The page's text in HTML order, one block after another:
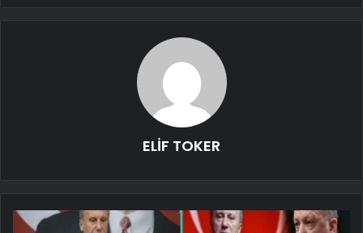
ELİF TOKER